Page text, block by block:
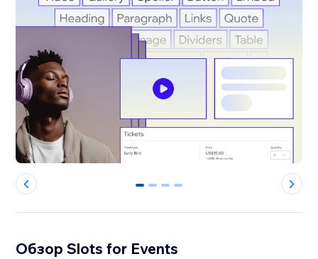
0 1 2 3
Обзор Slots for Events